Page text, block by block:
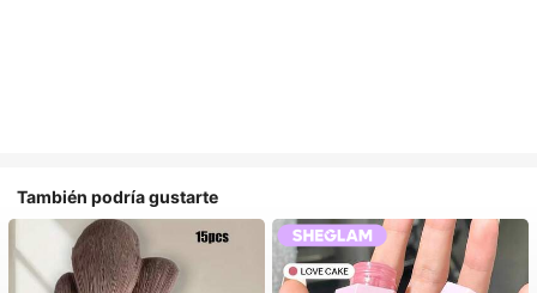
También podría gustarte